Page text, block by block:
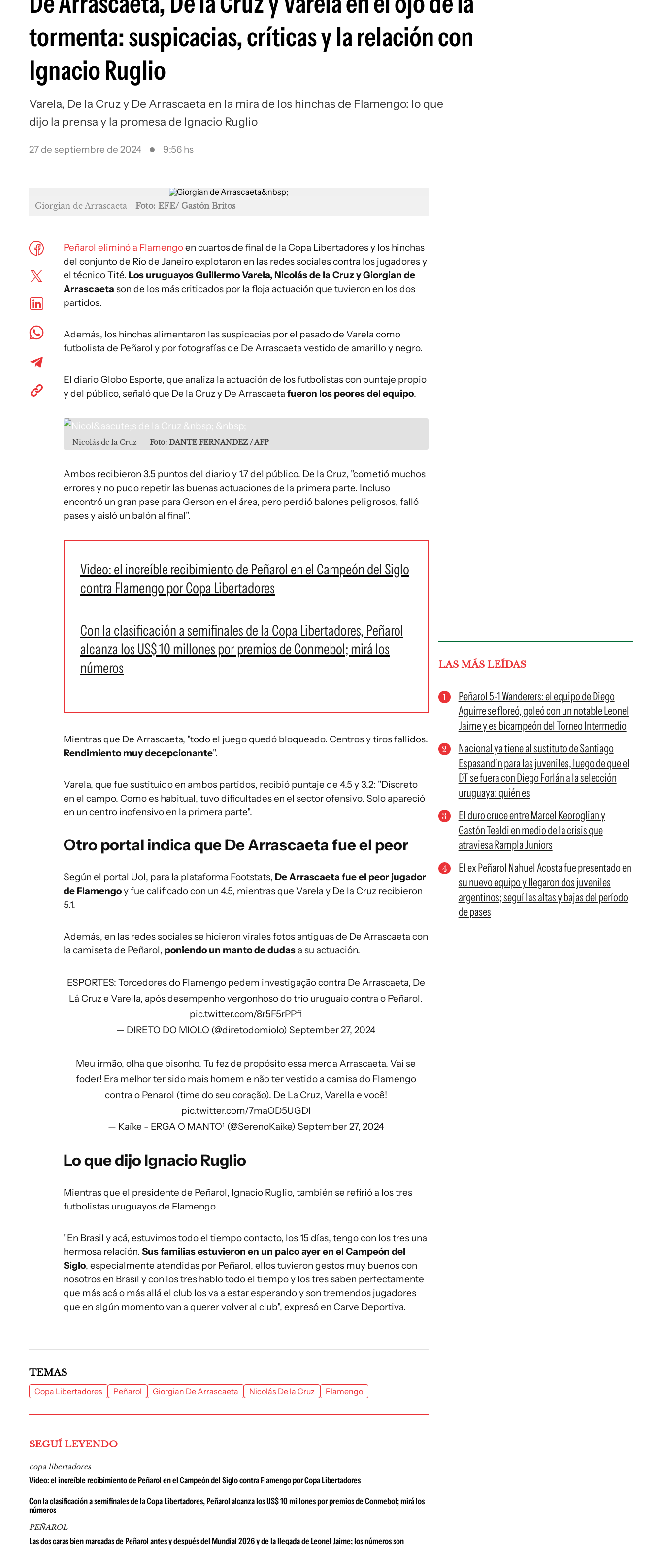
tormenta: suspicacias, críticas y la relación con
Ignacio Ruglio
Varela, De la Cruz y De Arrascaeta en la mira de los hinchas de Flamengo: lo que
dijo la prensa y la promesa de Ignacio Ruglio
27 de septiembre de 2024 9:56 hs
Giorgian de Arrascaeta Foto: EFE/ Gastón Britos
Peñarol eliminó a Flamengoen cuartos de final de la Copa Libertadores y los hinchas
del conjunto de Río de Janeiro explotaron en las redes sociales contra los jugadores y
el técnico Tité. Los uruguayos Guillermo Varela, Nicolás de la Cruz y Giorgian de
Arrascaeta son de los más criticados por la floja actuación que tuvieron en los dos
partidos.
Además, los hinchas alimentaron las suspicacias por el pasado de Varela como
futbolista de Peñarol y por fotografías de De Arrascaeta vestido de amarillo y negro.
El diario Globo Esporte, que analiza la actuación de los futbolistas con puntaje propio
y del público, señaló que De la Cruz y De Arrascaeta fueron los peores del equipo.
Nicolás de la Cruz Foto: DANTE FERNANDEZ / AFP
Ambos recibieron 3.5 puntos del diario y 1.7 del público. De la Cruz, "cometió muchos
errores y no pudo repetir las buenas actuaciones de la primera parte. Incluso
encontró un gran pase para Gerson en el área, pero perdió balones peligrosos, falló
pases y aisló un balón al final".
Video: el increíble recibimiento de Peñarol en el Campeón del Siglo
contra Flamengo por Copa Libertadores
Con la clasificación a semifinales de la Copa Libertadores, Peñarol
alcanza los US$ 10 millones por premios de Conmebol; mirá los
números
Mientras que De Arrascaeta, "todo el juego quedó bloqueado. Centros y tiros fallidos.
Rendimiento muy decepcionante".
Varela, que fue sustituido en ambos partidos, recibió puntaje de 4.5 y 3.2: "Discreto
en el campo. Como es habitual, tuvo dificultades en el sector ofensivo. Solo apareció
en un centro inofensivo en la primera parte".
Otro portal indica que De Arrascaeta fue el peor
Según el portal Uol, para la plataforma Footstats, De Arrascaeta fue el peor jugador
de Flamengoy fue calificado con un 4.5, mientras que Varela y De la Cruz recibieron
5.1.
Además, en las redes sociales se hicieron virales fotos antiguas de De Arrascaeta con
la camiseta de Peñarol, poniendo un manto de dudas a su actuación.
ESPORTES: Torcedores do Flamengo pedem investigação contra De Arrascaeta, De
Lá Cruz e Varella, após desempenho vergonhoso do trio uruguaio contra o Peñarol.
pic.twitter.com/8r5F5rPPfi
— DIRETO DO MIOLO (@diretodomiolo) September 27, 2024
Meu irmão, olha que bisonho. Tu fez de propósito essa merda Arrascaeta. Vai se
foder! Era melhor ter sido mais homem e não ter vestido a camisa do Flamengo
contra o Penarol (time do seu coração). De La Cruz, Varella e você!
pic.twitter.com/7maOD5UGDI
— Kaíke - ERGA O MANTO¹ (@SerenoKaike) September 27, 2024
Lo que dijo Ignacio Ruglio
Mientras que el presidente de Peñarol, Ignacio Ruglio, también se refirió a los tres
futbolistas uruguayos de Flamengo.
"En Brasil y acá, estuvimos todo el tiempo contacto, los 15 días, tengo con los tres una
hermosa relación. Sus familias estuvieron en un palco ayer en el Campeón del
Siglo, especialmente atendidas por Peñarol, ellos tuvieron gestos muy buenos con
nosotros en Brasil y con los tres hablo todo el tiempo y los tres saben perfectamente
que más acá o más allá el club los va a estar esperando y son tremendos jugadores
que en algún momento van a querer volver al club", expresó en Carve Deportiva.
LAS MÁS LEÍDAS
Peñarol 5-1 Wanderers: el equipo de Diego
Aguirre se floreó, goleó con un notable Leonel
Jaime y es bicampeón del Torneo Intermedio
Nacional ya tiene al sustituto de Santiago
Espasandín para las juveniles, luego de que el
DT se fuera con Diego Forlán a la selección
uruguaya: quién es
El duro cruce entre Marcel Keoroglian y
Gastón Tealdi en medio de la crisis que
atraviesa Rampla Juniors
El ex Peñarol Nahuel Acosta fue presentado en
su nuevo equipo y llegaron dos juveniles
argentinos; seguí las altas y bajas del período
de pases
TEMAS
Copa Libertadores Peñarol Giorgian De Arrascaeta Nicolás De la Cruz Flamengo
SEGUÍ LEYENDO
copa libertadores
Video: el increíble recibimiento de Peñarol en el Campeón del Siglo contra Flamengo por Copa Libertadores
Con la clasificación a semifinales de la Copa Libertadores, Peñarol alcanza los US$ 10 millones por premios de Conmebol; mirá los
números
PEÑAROL
Las dos caras bien marcadas de Peñarol antes y después del Mundial 2026 y de la llegada de Leonel Jaime; los números son